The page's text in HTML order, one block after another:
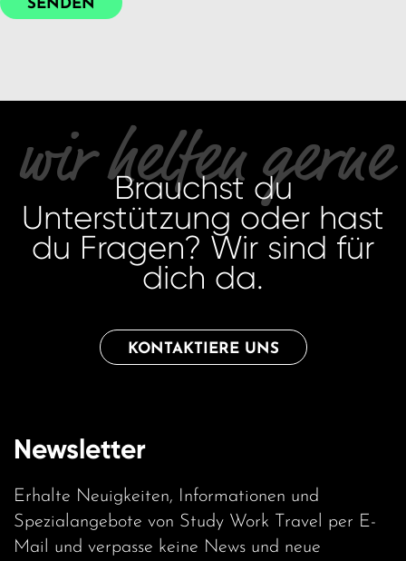
SENDEN
wir helfen gerne
Brauchst du
Unterstützung oder hast
du Fragen? Wir sind für
dich da.
KONTAKTIERE UNS
Newsletter
Erhalte Neuigkeiten, Informationen und
Spezialangebote von Study Work Travel per E-
Mail und verpasse keine News und neue